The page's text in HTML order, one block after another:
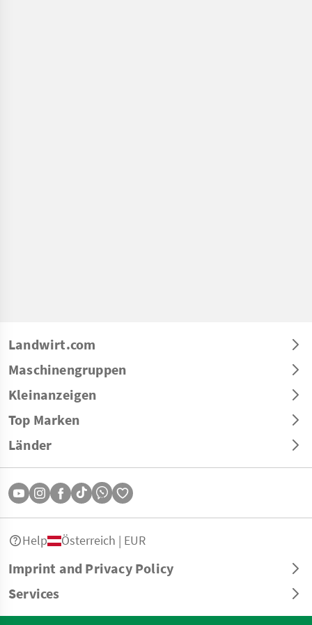
Landwirt.com
Maschinengruppen
Kleinanzeigen
Top Marken
Länder
Imprint and Privacy Policy
Services
Help Österreich | EUR